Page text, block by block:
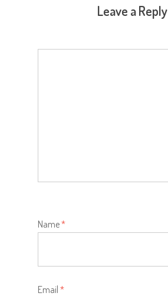
Leave a Reply
Name*
Email *